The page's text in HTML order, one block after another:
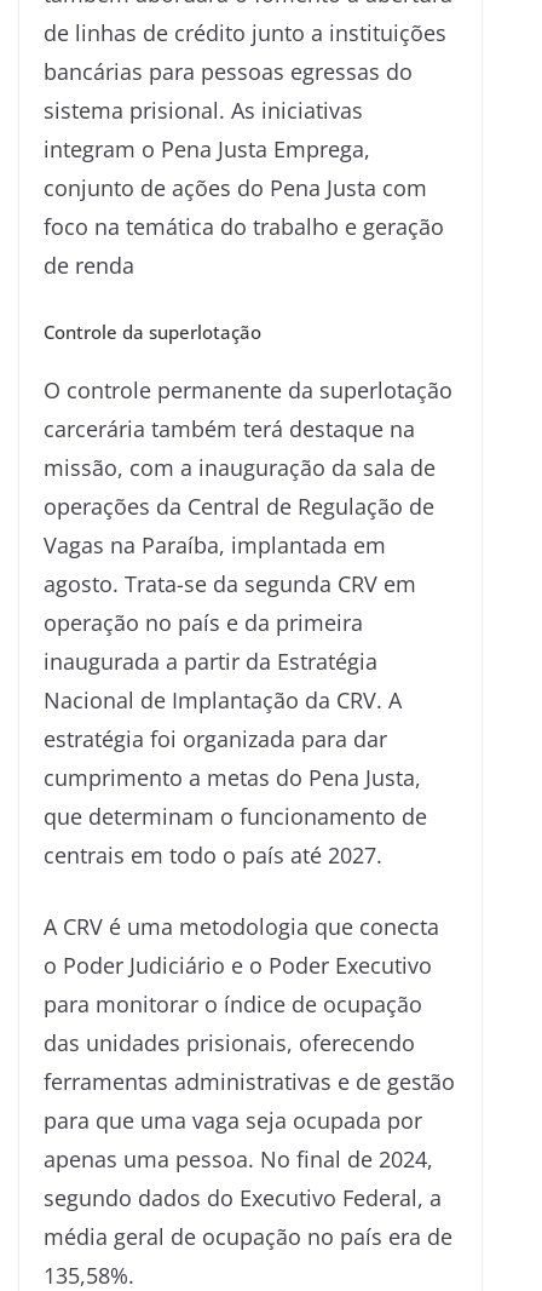
de linhas de crédito junto a instituições
bancárias para pessoas egressas do
sistema prisional. As iniciativas
integram o Pena Justa Emprega,
conjunto de ações do Pena Justa com
foco na temática do trabalho e geração
de renda
Controle da superlotação
O controle permanente da superlotação
carcerária também terá destaque na
missão, com a inauguração da sala de
operações da Central de Regulação de
Vagas na Paraíba, implantada em
agosto. Trata-se da segunda CRV em
operação no país e da primeira
inaugurada a partir da Estratégia
Nacional de Implantação da CRV. A
estratégia foi organizada para dar
cumprimento a metas do Pena Justa,
que determinam o funcionamento de
centrais em todo o país até 2027.
A CRV é uma metodologia que conecta
o Poder Judiciário e o Poder Executivo
para monitorar o índice de ocupação
das unidades prisionais, oferecendo
ferramentas administrativas e de gestão
para que uma vaga seja ocupada por
apenas uma pessoa. No final de 2024,
segundo dados do Executivo Federal, a
média geral de ocupação no país era de
135,58%.